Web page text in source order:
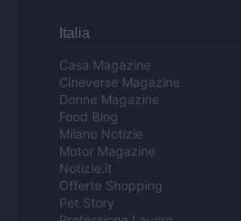
Italia
Casa Magazine
Cineverse Magazine
Donne Magazine
Food Blog
Milano Notizie
Motor Magazine
Notizie.it
Offerte Shopping
Pet Story